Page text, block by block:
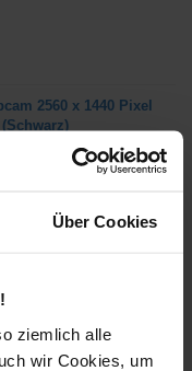
Über Cookies
ziemlich alle
wir Cookies, um
2560 x 1440 Pixel